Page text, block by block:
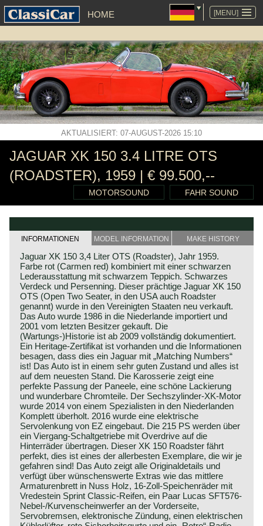
[MENU]
HOME
NAVIGATION
ÜBERSPRINGEN
AKTUALISIERT: 07-AUGUST-2026 15:10
JAGUAR XK 150 3.4 LITRE OTS
(ROADSTER), 1959 | € 99.500,--
MOTORSOUND FAHR SOUND
INFORMATIONEN MODEL INFORMATION MAKE HISTORY
Jaguar XK 150 3,4 Liter OTS (Roadster), Jahr 1959.
Farbe rot (Carmen red) kombiniert mit einer schwarzen
Lederausstattung mit schwarzem Teppich. Schwarzes
Verdeck und Persenning. Dieser prächtige Jaguar XK 150
OTS (Open Two Seater, in den USA auch Roadster
genannt) wurde in den Vereinigten Staaten neu verkauft.
Das Auto wurde 1986 in die Niederlande importiert und
2001 vom letzten Besitzer gekauft. Die
(Wartungs-)Historie ist ab 2009 vollständig dokumentiert.
Ein Heritage-Zertifikat ist vorhanden und die Informationen
besagen, dass dies ein Jaguar mit „Matching Numbers“
ist! Das Auto ist in einem sehr guten Zustand und alles ist
auf dem neuesten Stand. Die Karosserie zeigt eine
perfekte Passung der Paneele, eine schöne Lackierung
und wunderbare Chromteile. Der Sechszylinder-XK-Motor
wurde 2014 von einem Spezialisten in den Niederlanden
Komplett überholt. 2016 wurde eine elektrische
Servolenkung von EZ eingebaut. Die 215 PS werden über
ein Viergang-Schaltgetriebe mit Overdrive auf die
Hinterräder übertragen. Dieser XK 150 Roadster fährt
perfekt, dies ist eines der allerbesten Exemplare, die wir je
gefahren sind! Das Auto zeigt alle Originaldetails und
verfügt über wünschenswerte Extras wie das mittlere
Armaturenbrett in Nuss Holz, 16-Zoll-Speichenräder mit
Vredestein Sprint Classic-Reifen, ein Paar Lucas SFT576-
Nebel-/Kurvenscheinwerfer an der Vorderseite,
Servobremsen, elektronische Zündung, einen elektrischen